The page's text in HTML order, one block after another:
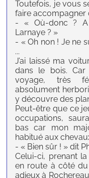
Toutefois, je vous
faire accompagner
- « Où-donc ? A
Larnaye ? »
- « Oh non ! Je ne
...
J’ai laissé ma
dans le bois.
voyage, très
absolument
y découvre des
Peut-être que ce
occupations,
bas car mon
habitué aux
- « Bien sûr ! » dit
Celui-ci, prenant
en route à côté
adieux à